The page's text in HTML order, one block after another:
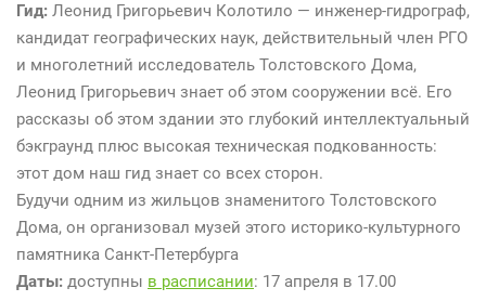
Гид: Леонид Григорьевич Колотило — инженер-гидрограф,
кандидат географических наук, действительный член РГО
и многолетний исследователь Толстовского Дома,
Леонид Григорьевич знает об этом сооружении всё. Его
рассказы об этом здании это глубокий интеллектуальный
бэкграунд плюс высокая техническая подкованность:
этот дом наш гид знает со всех сторон.
Будучи одним из жильцов знаменитого Толстовского
Дома, он организовал музей этого историко-культурного
памятника Санкт-Петербурга
Даты: доступны в расписании: 17 апреля в 17.00